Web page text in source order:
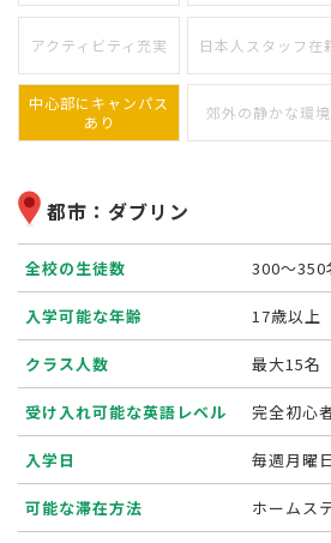
アクティビティ充実 日本人スタッフ在
中心部にキャンパス
あり
郊外の静かな環境
都市：ダブリン
全校の生徒数 300〜350
入学可能な年齢 17歳以上
クラス人数 最大15名
受け入れ可能な英語レベル 完全初心
入学日 毎週月曜
可能な滞在方法 ホームス